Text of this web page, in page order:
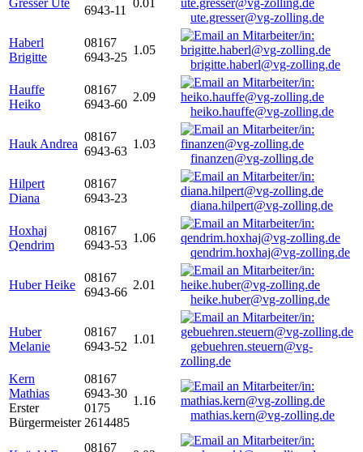
Gresser Ute
6943-11
0.01
ute.gresser@vg-zolling.de
Haberl
Brigitte
08167
6943-25
1.05
brigitte.haberl@vg-zolling.de
Hauffe
Heiko
08167
6943-60
2.09
heiko.hauffe@vg-zolling.de
Hauk Andrea
08167
6943-63
1.03
finanzen@vg-zolling.de
Hilpert
Diana
08167
6943-23
diana.hilpert@vg-zolling.de
Hoxhaj
Qendrim
08167
6943-53
1.06
qendrim.hoxhaj@vg-zolling.de
Huber Heike
08167
6943-66
2.01
heike.huber@vg-zolling.de
Huber
Melanie
08167
6943-52
1.01
gebuehren.steuern@vg-
zolling.de
Kern
Mathias
Erster
Bürgermeister
08167
6943-30
0175
2614485
1.16
mathias.kern@vg-zolling.de
08167